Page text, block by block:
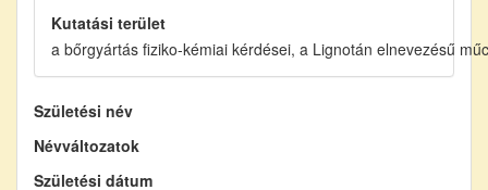
Kutatási terület
a bőrgyártás fiziko-kémiai kérdései, a Lignotán elnevezésű
Születési név
Névváltozatok
Születési dátum